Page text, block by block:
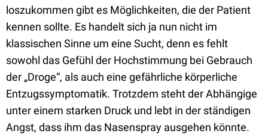
loszukommen gibt es Möglichkeiten, die der Patient
kennen sollte. Es handelt sich ja nun nicht im
klassischen Sinne um eine Sucht, denn es fehlt
sowohl das Gefühl der Hochstimmung bei Gebrauch
der „Droge“, als auch eine gefährliche körperliche
Entzugssymptomatik. Trotzdem steht der Abhängige
unter einem starken Druck und lebt in der ständigen
Angst, dass ihm das Nasenspray ausgehen könnte.